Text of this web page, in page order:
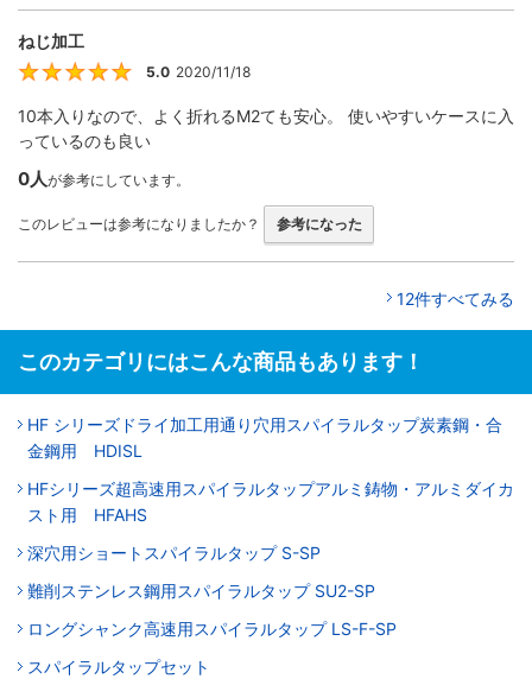
ねじ加工
5.0 2020/11/18
10本入りなので、よく折れるM2ても安心。 使いやすいケースに入
っているのも良い
0人が参考にしています。
このレビューは参考になりましたか？ 参考になった
12件すべてみる
このカテゴリにはこんな商品もあります！
HF シリーズドライ加工用通り穴用スパイラルタップ炭素鋼・合
金鋼用 HDISL
HFシリーズ超高速用スパイラルタップアルミ鋳物・アルミダイカ
スト用 HFAHS
深穴用ショートスパイラルタップ S-SP
難削ステンレス鋼用スパイラルタップ SU2-SP
ロングシャンク高速用スパイラルタップ LS-F-SP
スパイラルタップセット